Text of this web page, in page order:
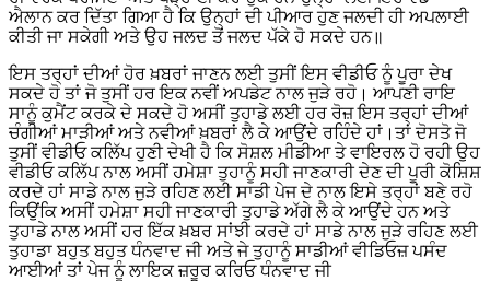
ਐਲਾਨ ਕਰ ਦਿੱਤਾ ਗਿਆ ਹੈ ਕਿ ਉਨ੍ਹਾਂ ਦੀ ਪੀਆਰ ਹੁਣ ਜਲਦੀ ਹੀ ਅਪਲਾਈ
ਕੀਤੀ ਜਾ ਸਕੇਗੀ ਅਤੇ ਉਹ ਜਲਦ ਤੋਂ ਜਲਦ ਪੱਕੇ ਹੋ ਸਕਦੇ ਹਨ॥
ਇਸ ਤਰ੍ਹਾਂ ਦੀਆਂ ਹੋਰ ਖ਼ਬਰਾਂ ਜਾਣਨ ਲਈ ਤੁਸੀਂ ਇਸ ਵੀਡੀਓ ਨੂੰ ਪੂਰਾ ਦੇਖ
ਸਕਦੇ ਹੋ ਤਾਂ ਜੋ ਤੁਸੀਂ ਹਰ ਇਕ ਨਵੀਂ ਅਪਡੇਟ ਨਾਲ ਜੁੜੇ ਰਹੋ। ਆਪਣੀ ਰਾਇ
ਸਾਨੂੰ ਕੁਮੈਂਟ ਕਰਕੇ ਦੇ ਸਕਦੇ ਹੋ ਅਸੀਂ ਤੁਹਾਡੇ ਲਈ ਹਰ ਰੋਜ਼ ਇਸ ਤਰ੍ਹਾਂ ਦੀਆਂ
ਚੰਗੀਆਂ ਮਾੜੀਆਂ ਅਤੇ ਨਵੀਆਂ ਖ਼ਬਰਾਂ ਲੈ ਕੇ ਆਉਂਦੇ ਰਹਿੰਦੇ ਹਾਂ।ਤਾਂ ਦੋਸਤੋ ਜੋ
ਤੁਸੀਂ ਵੀਡੀਓ ਕਲਿੱਪ ਹੁਣੀ ਦੇਖੀ ਹੈ ਕਿ ਸੋਸ਼ਲ ਮੀਡੀਆ ਤੇ ਵਾਇਰਲ ਹੋ ਰਹੀ ਉਹ
ਵੀਡੀਓ ਕਲਿੱਪ ਨਾਲ ਅਸੀਂ ਹਮੇਸ਼ਾ ਤੁਹਾਨੂੰ ਸਹੀ ਜਾਣਕਾਰੀ ਦੇਣ ਦੀ ਪੂਰੀ ਕੋਸ਼ਿਸ਼
ਕਰਦੇ ਹਾਂ ਸਾਡੇ ਨਾਲ ਜੁੜੇ ਰਹਿਣ ਲਈ ਸਾਡੀ ਪੇਜ ਦੇ ਨਾਲ ਇਸੇ ਤਰ੍ਹਾਂ ਬਣੇ ਰਹੋ
ਕਿਉਂਕਿ ਅਸੀਂ ਹਮੇਸ਼ਾ ਸਹੀ ਜਾਣਕਾਰੀ ਤੁਹਾਡੇ ਅੱਗੇ ਲੈ ਕੇ ਆਉਂਦੇ ਹਨ ਅਤੇ
ਤੁਹਾਡੇ ਨਾਲ ਅਸੀਂ ਹਰ ਇੱਕ ਖ਼ਬਰ ਸਾਂਝੀ ਕਰਦੇ ਹਾਂ ਸਾਡੇ ਨਾਲ ਜੁੜੇ ਰਹਿਣ ਲਈ
ਤੁਹਾਡਾ ਬਹੁਤ ਬਹੁਤ ਧੰਨਵਾਦ ਜੀ ਅਤੇ ਜੇ ਤੁਹਾਨੂੰ ਸਾਡੀਆਂ ਵੀਡਿਓਜ਼ ਪਸੰਦ
ਆਈਆਂ ਤਾਂ ਪੇਜ ਨੂੰ ਲਾਇਕ ਜ਼ਰੂਰ ਕਰਿਓ ਧੰਨਵਾਦ ਜੀ